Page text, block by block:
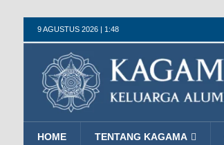
9 AGUSTUS 2026 | 1:48
HOME TENTANG KAGAMA